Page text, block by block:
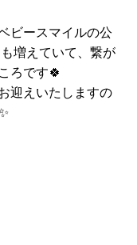
ビースマイルの公
増えていて、繋が
ろです🍀
迎えいたしますの